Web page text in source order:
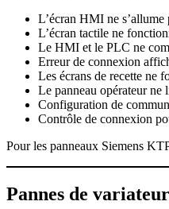
L’écran HMI ne s’allume
L’écran tactile ne
Le HMI et le PLC ne
Erreur de connexion
Les écrans de recette ne
Le panneau opérateur ne
Configuration de
Contrôle de connexion
Pour les panneaux Siemens
Pannes de